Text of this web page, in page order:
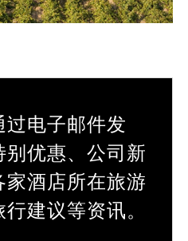
电子邮件发
优惠、公司新
酒店所在旅游
建议等资讯。